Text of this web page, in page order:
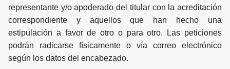
representante y/o apoderado del titular con la acreditación
correspondiente y aquellos que han hecho una
estipulación a favor de otro o para otro. Las peticiones
podrán radicarse físicamente o vía correo electrónico
según los datos del encabezado.